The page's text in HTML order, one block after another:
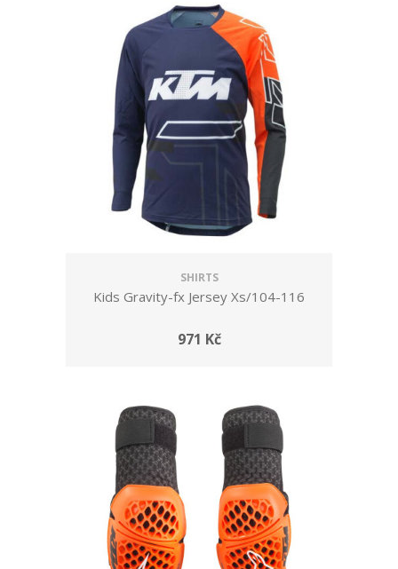
SHIRTS
Kids Gravity-fx Jersey Xs/104-116
971 Kč